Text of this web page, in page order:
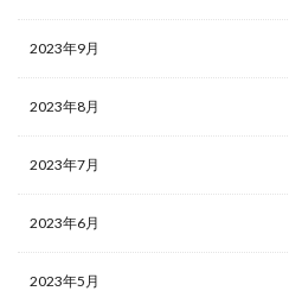
2023年9月
2023年8月
2023年7月
2023年6月
2023年5月